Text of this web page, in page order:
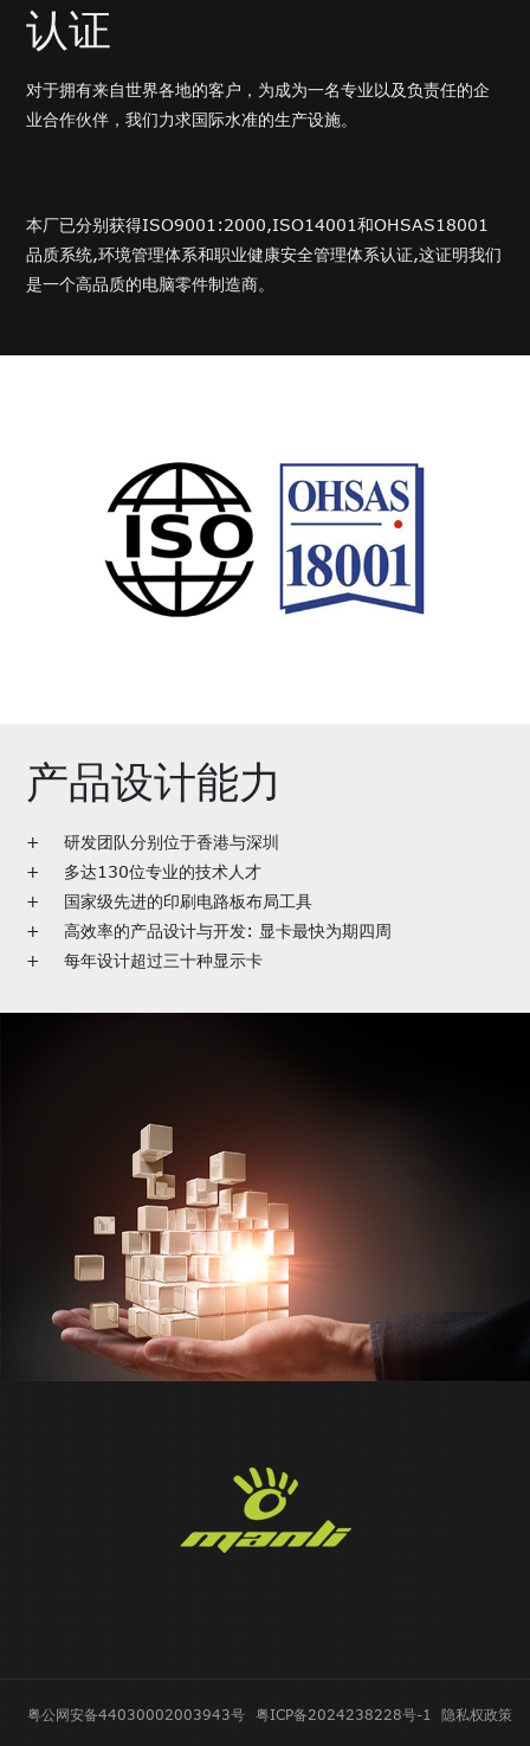
认证
对于拥有来自世界各地的客户，为成为一名专业以及负责任的企
业合作伙伴，我们力求国际水准的生产设施。
本厂已分别获得ISO9001:2000,ISO14001和OHSAS18001
品质系统,环境管理体系和职业健康安全管理体系认证,这证明我们
是一个高品质的电脑零件制造商。
产品设计能力
研发团队分别位于香港与深圳
多达130位专业的技术人才
国家级先进的印刷电路板布局工具
高效率的产品设计与开发: 显卡最快为期四周
每年设计超过三十种显示卡
粤公网安备44030002003943号 粤ICP备2024238228号-1 隐私权政策